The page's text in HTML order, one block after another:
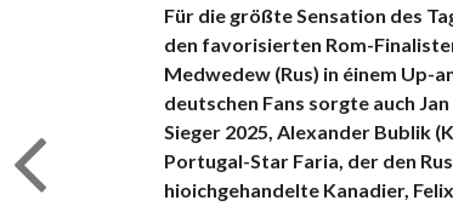
Für die größte Sensation des
den favorisierten Rom-
Medwedew (Rus) in éinem Up-
deutschen Fans sorgte auch
Sieger 2025, Alexander Bublik
Portugal-Star Faria, der den
hioichgehandelte Kanadier,